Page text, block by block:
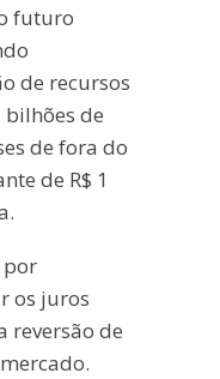
futuro
de recursos
de
de fora do
de R$ 1
por
os juros
reversão de